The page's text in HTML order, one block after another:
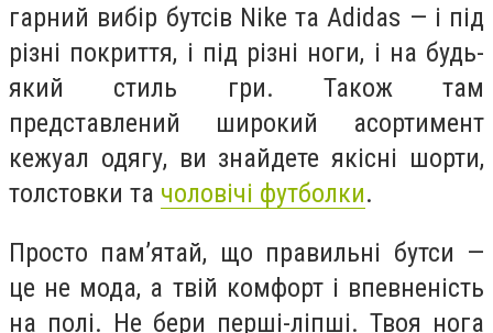
гарний вибір бутсів Nike та Adidas — і під
різні покриття, і під різні ноги, і на будь-
який стиль гри. Також там
представлений широкий асортимент
кежуал одягу, ви знайдете якісні шорти,
толстовки та чоловічі футболки.
Просто пам’ятай, що правильні бутси —
це не мода, а твій комфорт і впевненість
на полі. Не бери перші-ліпші. Твоя нога